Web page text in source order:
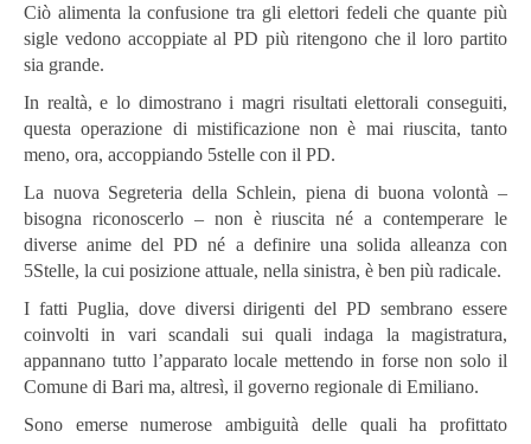
Ciò alimenta la confusione tra gli elettori fedeli che quante più
sigle vedono accoppiate al PD più ritengono che il loro partito
sia grande.
In realtà, e lo dimostrano i magri risultati elettorali conseguiti,
questa operazione di mistificazione non è mai riuscita, tanto
meno, ora, accoppiando 5stelle con il PD.
La nuova Segreteria della Schlein, piena di buona volontà –
bisogna riconoscerlo – non è riuscita né a contemperare le
diverse anime del PD né a definire una solida alleanza con
5Stelle, la cui posizione attuale, nella sinistra, è ben più radicale.
I fatti Puglia, dove diversi dirigenti del PD sembrano essere
coinvolti in vari scandali sui quali indaga la magistratura,
appannano tutto l’apparato locale mettendo in forse non solo il
Comune di Bari ma, altresì, il governo regionale di Emiliano.
Sono emerse numerose ambiguità delle quali ha profittato